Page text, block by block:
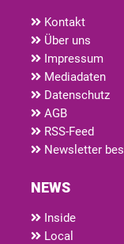
Kontakt
Über uns
Impressum
Mediadaten
Datenschutz
AGB
RSS-Feed
Newsletter
NEWS
Inside
Local